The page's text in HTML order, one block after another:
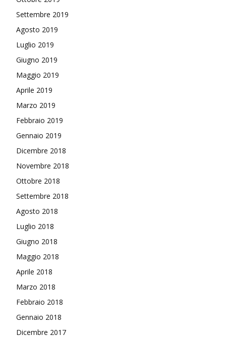
Settembre 2019
Agosto 2019
Luglio 2019
Giugno 2019
Maggio 2019
Aprile 2019
Marzo 2019
Febbraio 2019
Gennaio 2019
Dicembre 2018
Novembre 2018
Ottobre 2018
Settembre 2018
Agosto 2018
Luglio 2018
Giugno 2018
Maggio 2018
Aprile 2018
Marzo 2018
Febbraio 2018
Gennaio 2018
Dicembre 2017